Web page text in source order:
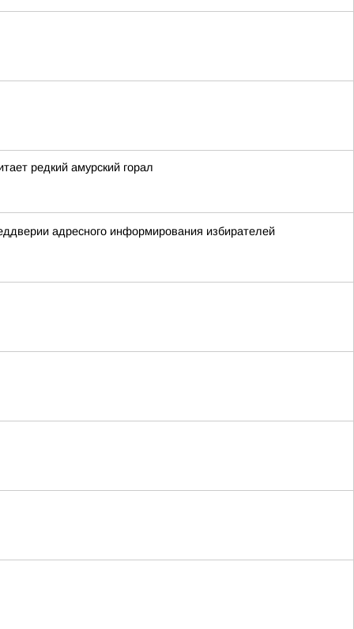
редкий амурский горал
адресного информирования избирателей